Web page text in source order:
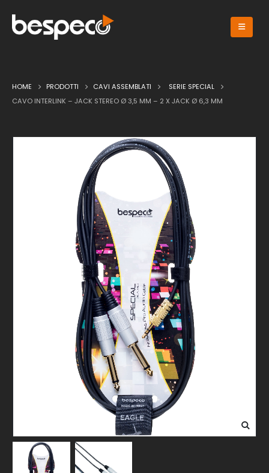
HOME PRODOTTI CAVI ASSEMBLATI
SERIE SPECIAL
CAVO INTERLINK – JACK STEREO Ø 3,5 MM – 2 X JACK Ø 6,3 MM